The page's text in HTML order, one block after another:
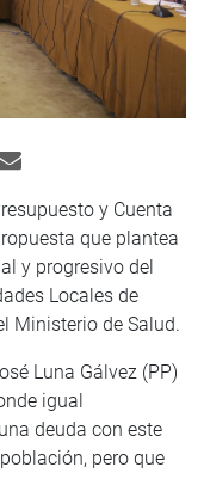
y Cuenta
que plantea
y progresivo del
Locales de
Ministerio de Salud.
Luna Gálvez (PP)
igual
deuda con este
pero que